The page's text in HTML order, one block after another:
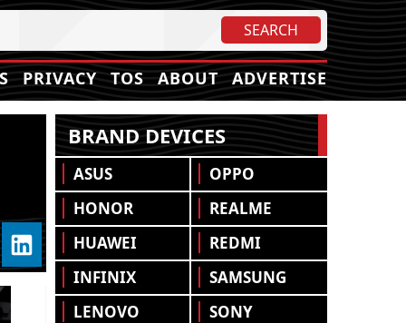
PRIVACY TOS ABOUT ADVERTISE
BRAND DEVICES
ASUS
HONOR
HUAWEI
INFINIX
LENOVO
OPPO
REALME
REDMI
SAMSUNG
SONY